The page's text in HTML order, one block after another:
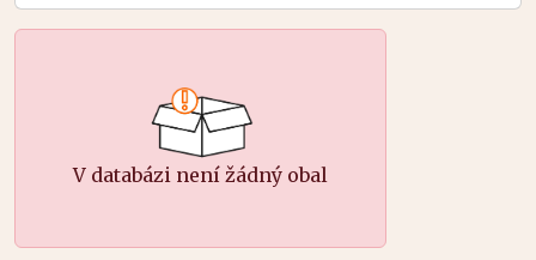
V databázi není žádný obal